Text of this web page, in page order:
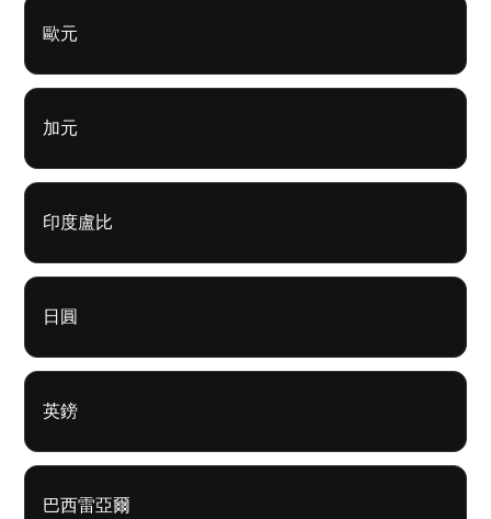
歐元
加元
印度盧比
日圓
英鎊
巴西雷亞爾